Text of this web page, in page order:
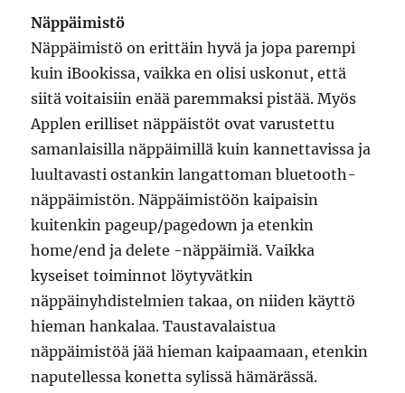
Näppäimistö
Näppäimistö on erittäin hyvä ja jopa parempi
kuin iBookissa, vaikka en olisi uskonut, että
siitä voitaisiin enää paremmaksi pistää. Myös
Applen erilliset näppäistöt ovat varustettu
samanlaisilla näppäimillä kuin kannettavissa ja
luultavasti ostankin langattoman bluetooth-
näppäimistön. Näppäimistöön kaipaisin
kuitenkin pageup/pagedown ja etenkin
home/end ja delete -näppäimiä. Vaikka
kyseiset toiminnot löytyvätkin
näppäinyhdistelmien takaa, on niiden käyttö
hieman hankalaa. Taustavalaistua
näppäimistöä jää hieman kaipaamaan, etenkin
naputellessa konetta sylissä hämärässä.